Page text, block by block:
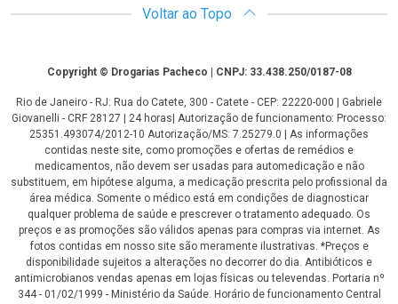
Voltar ao Topo
CopyrightCopyright © Drogarias Pacheco | CNPJ: 33.438.250/0187-08
Rio de Janeiro - RJ: Rua do Catete, 300 - Catete - CEP: 22220-000 | Gabriele
Giovanelli - CRF 28127 | 24 horas| Autorização de funcionamento: Processo:
25351.493074/2012-10 Autorização/MS: 7.25279.0 | As informações
contidas neste site, como promoções e ofertas de remédios e
medicamentos, não devem ser usadas para automedicação e não
substituem, em hipótese alguma, a medicação prescrita pelo profissional da
área médica. Somente o médico está em condições de diagnosticar
qualquer problema de saúde e prescrever o tratamento adequado. Os
preços e as promoções são válidos apenas para compras via internet. As
fotos contidas em nosso site são meramente ilustrativas. *Preços e
disponibilidade sujeitos a alterações no decorrer do dia. Antibióticos e
antimicrobianos vendas apenas em lojas físicas ou televendas. Portaria nº
344 - 01/02/1999 - Ministério da Saúde. Horário de funcionamento Central